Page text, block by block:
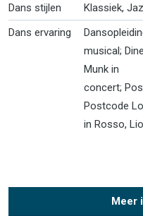
Dans stijlen
Klassiek,
Dans ervaring
musical;
Munk in
concert;
Postcode
in Rosso,
Meer